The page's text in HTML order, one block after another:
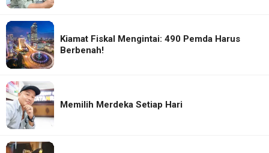
Kiamat Fiskal Mengintai: 490 Pemda Harus
Berbenah!
Memilih Merdeka Setiap Hari